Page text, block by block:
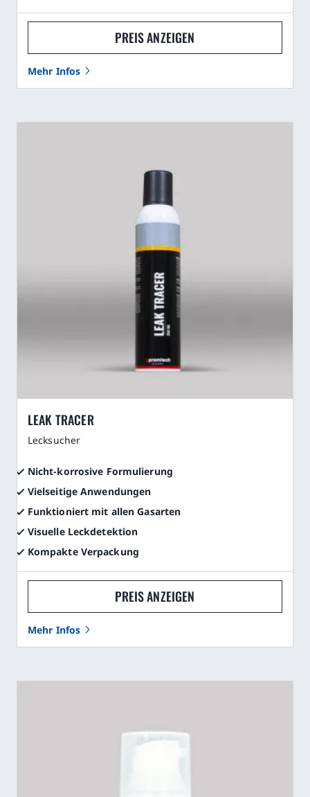
PREIS ANZEIGEN
Mehr Infos
LEAK TRACER
Lecksucher
Nicht-korrosive Formulierung
Vielseitige Anwendungen
Funktioniert mit allen Gasarten
Visuelle Leckdetektion
Kompakte Verpackung
PREIS ANZEIGEN
Mehr Infos